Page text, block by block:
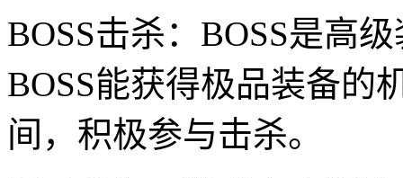
BOSS击杀：BOSS是高
BOSS能获得极品装备的
间，积极参与击杀。